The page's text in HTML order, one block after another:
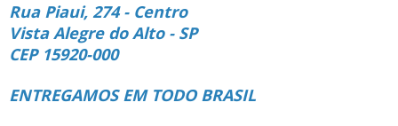
Rua Piaui, 274 - Centro
Vista Alegre do Alto - SP
CEP 15920-000
ENTREGAMOS EM TODO BRASIL